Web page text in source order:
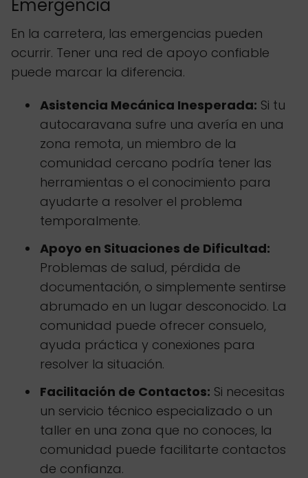
Emergencia
En la carretera, las emergencias pueden
ocurrir. Tener una red de apoyo confiable
puede marcar la diferencia.
Asistencia Mecánica Inesperada: Si tu
autocaravana sufre una avería en una
zona remota, un miembro de la
comunidad cercano podría tener las
herramientas o el conocimiento para
ayudarte a resolver el problema
temporalmente.
Apoyo en Situaciones de Dificultad:
Problemas de salud, pérdida de
documentación, o simplemente sentirse
abrumado en un lugar desconocido. La
comunidad puede ofrecer consuelo,
ayuda práctica y conexiones para
resolver la situación.
Facilitación de Contactos: Si necesitas
un servicio técnico especializado o un
taller en una zona que no conoces, la
comunidad puede facilitarte contactos
de confianza.